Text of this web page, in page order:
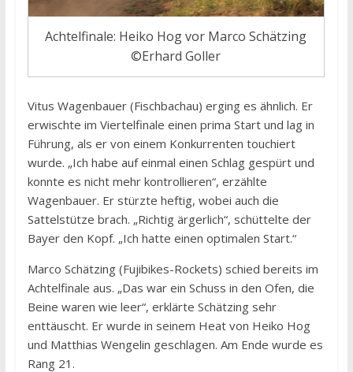
Achtelfinale: Heiko Hog vor Marco Schätzing
©Erhard Goller
Vitus Wagenbauer (Fischbachau) erging es ähnlich. Er
erwischte im Viertelfinale einen prima Start und lag in
Führung, als er von einem Konkurrenten touchiert
wurde. „Ich habe auf einmal einen Schlag gespürt und
konnte es nicht mehr kontrollieren“, erzählte
Wagenbauer. Er stürzte heftig, wobei auch die
Sattelstütze brach. „Richtig ärgerlich“, schüttelte der
Bayer den Kopf. „Ich hatte einen optimalen Start.“
Marco Schätzing (Fujibikes-Rockets) schied bereits im
Achtelfinale aus. „Das war ein Schuss in den Ofen, die
Beine waren wie leer“, erklärte Schätzing sehr
enttäuscht. Er wurde in seinem Heat von Heiko Hog
und Matthias Wengelin geschlagen. Am Ende wurde es
Rang 21.